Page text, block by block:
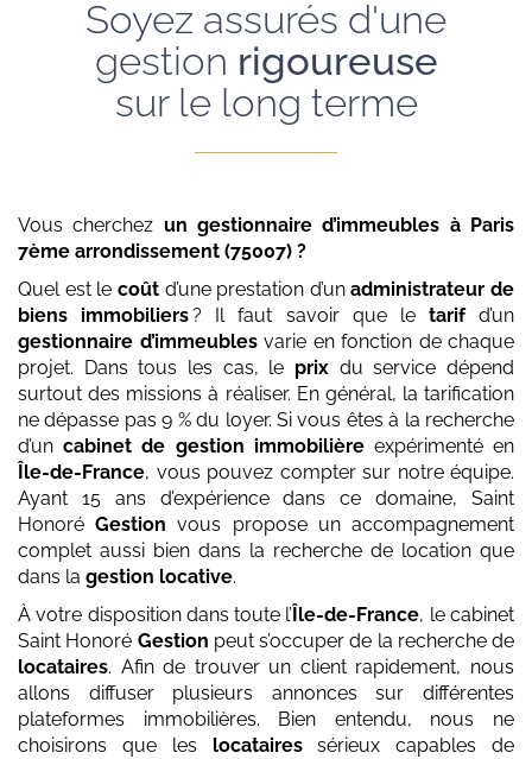
Soyez assurés d'une
gestion rigoureuse
sur le long terme
Vous cherchez un gestionnaire d’immeubles à Paris
7ème arrondissement (75007) ?
Quel est le coûtd’une prestation d’unadministrateur de
biens immobiliers? Il faut savoir que le tarifd’un
gestionnaire d’immeublesvarie en fonction de chaque
projet. Dans tous les cas, le prix du service dépend
surtout des missions à réaliser. En général, la tarification
ne dépasse pas 9 % du loyer. Si vous êtes à la recherche
d’uncabinet de gestion immobilière expérimenté en
Île-de-France, vous pouvez compter sur notre équipe.
Ayant 15 ans d’expérience dans ce domaine, Saint
HonoréGestion vous propose un accompagnement
complet aussi bien dans la recherche de location que
dans la gestion locative.
À votre disposition dans toute l’Île-de-France, le cabinet
Saint Honoré Gestion peut s’occuper de la recherche de
locataires. Afin de trouver un client rapidement, nous
allons diffuser plusieurs annonces sur différentes
plateformes immobilières. Bien entendu, nous ne
choisirons que les locatairessérieux capables de